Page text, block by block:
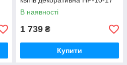
В наявності
1 739 ₴
Купити